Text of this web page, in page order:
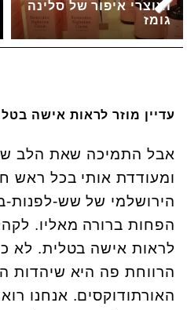
ומוצרי איפור של סלינה
גומז
עדיין מוזר לראות אישה
אבל התמיכה שאת הלב
ומעודדת אותי בכל ראש
הירושלמי של שש-לפנות-
הפחות ברורה מאליו.
לראות אישה בטלית. לא
הרווחת פה היא שיהדות
האורתודוקסים. אנחנו